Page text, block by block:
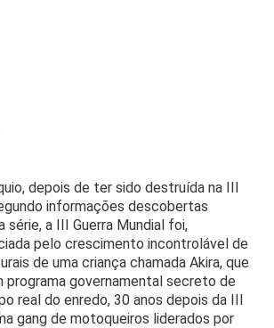
depois de ter sido destruída na III
informações descobertas
a III Guerra Mundial foi,
pelo crescimento incontrolável de
de uma criança chamada Akira, que
programa governamental secreto de
real do enredo, 30 anos depois da III
gang de motoqueiros liderados por